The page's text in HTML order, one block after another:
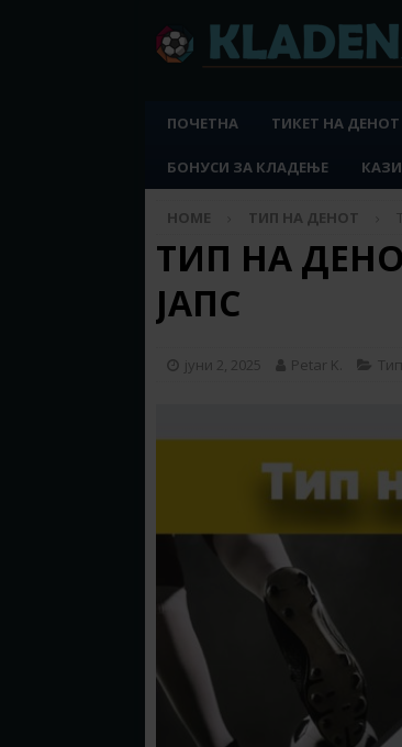
ПОЧЕТНА ТИКЕТ НА ДЕНОТ
БОНУСИ ЗА КЛАДЕЊЕ
HOME ТИП НА ДЕНОТ
ТИП НА
ЈАПС
јуни 2, 2025 Petar K.